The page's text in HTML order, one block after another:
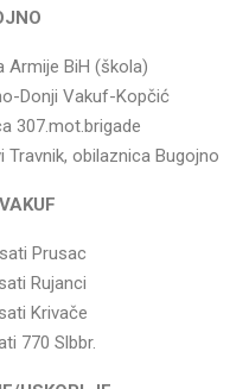
Armije BiH (škola)
Donji Vakuf-Kopčić
307.mot.brigade
obilaznica Bugojno
Prusac
Rujanci
Krivače
770 Slbbr.